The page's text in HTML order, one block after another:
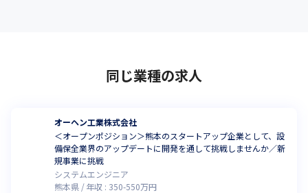
同じ業種の求人
オーヘン工業株式会社
＜オープンポジション＞熊本のスタートアップ企業として、設
備保全業界のアップデートに開発を通して挑戦しませんか／新
規事業に挑戦
システムエンジニア
熊本県
年収 : 350-550万円